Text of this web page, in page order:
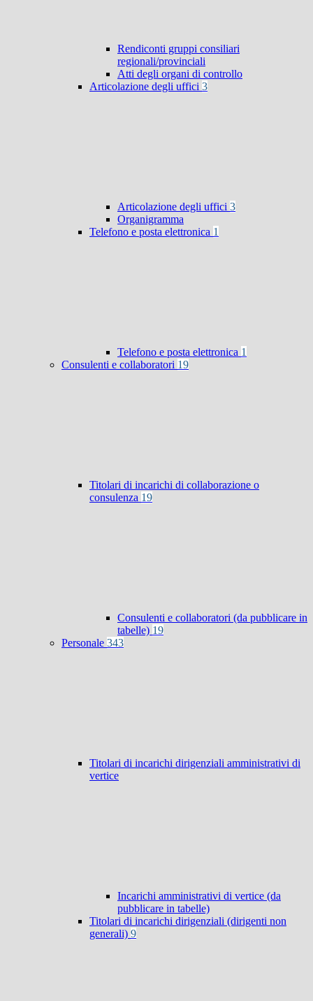
Rendiconti gruppi consiliari
regionali/provinciali
Atti degli organi di controllo
Articolazione degli uffici 3
Articolazione degli uffici 3
Organigramma
Telefono e posta elettronica 1
Telefono e posta elettronica 1
Consulenti e collaboratori 19
Titolari di incarichi di collaborazione o
consulenza 19
Consulenti e collaboratori (da pubblicare in
tabelle) 19
Personale 343
Titolari di incarichi dirigenziali amministrativi di
vertice
Incarichi amministrativi di vertice (da
pubblicare in tabelle)
Titolari di incarichi dirigenziali (dirigenti non
generali) 9